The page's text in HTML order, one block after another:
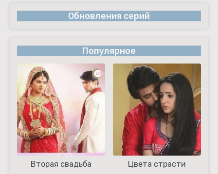
Обновления серий
Популярное
Вторая свадьба Цвета страсти